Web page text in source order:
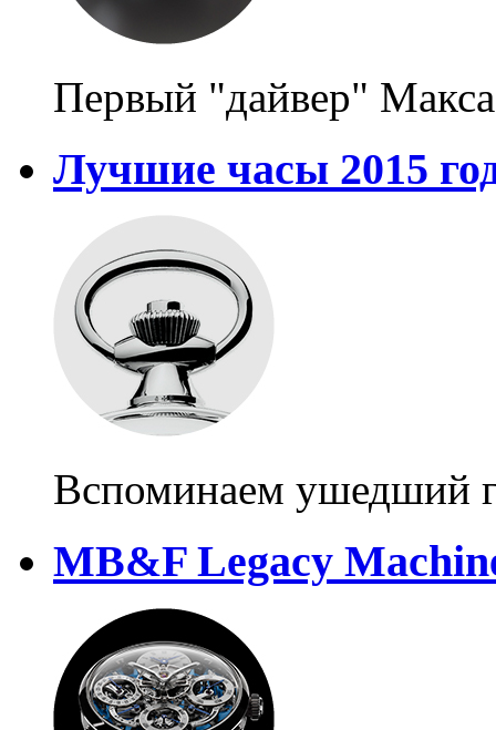
Первый "дайвер"
Лучшие часы 2015
Вспоминаем ушедший
MB&F Legacy